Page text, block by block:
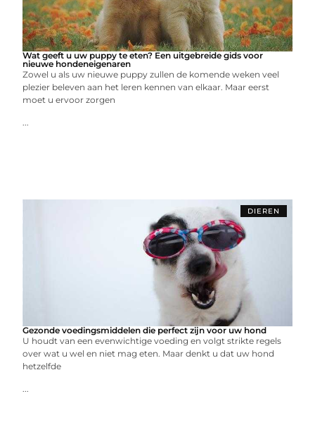
Wat geeft u uw puppy te eten? Een uitgebreide gids voor
nieuwe hondeneigenaren
Zowel u als uw nieuwe puppy zullen de komende weken veel
plezier beleven aan het leren kennen van elkaar. Maar eerst
moet u ervoor zorgen
...
DIEREN
Gezonde voedingsmiddelen die perfect zijn voor uw hond
U houdt van een evenwichtige voeding en volgt strikte regels
over wat u wel en niet mag eten. Maar denkt u dat uw hond
hetzelfde
...